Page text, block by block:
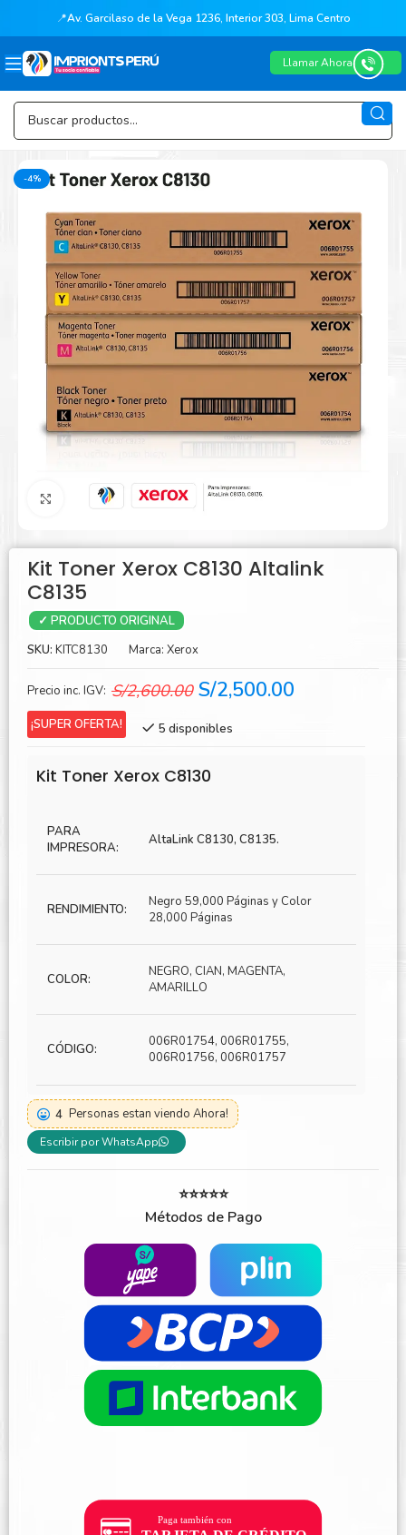
📍Av. Garcilaso de la Vega 1236, Interior 303, Lima Centro
Llamar Ahora
-4%
Agrandar
Kit Toner Xerox C8130 Altalink
C8135
✓ PRODUCTO ORIGINAL
SKU: KITC8130 Marca: Xerox
Precio inc. IGV: S/2,600.00 El
original
S/2,600.00.
S/2,500.00
¡SUPER OFERTA! 5 disponibles
Kit Toner Xerox C8130
PARA
IMPRESORA:
AltaLink C8130, C8135.
RENDIMIENTO:
Negro 59,000 Páginas y Color
28,000 Páginas
COLOR:
NEGRO, CIAN, MAGENTA,
AMARILLO
CÓDIGO:
006R01754, 006R01755,
006R01756, 006R01757
4 Personas estan viendo Ahora!
Escribir por WhatsApp
⭐⭐⭐⭐⭐
Métodos de Pago